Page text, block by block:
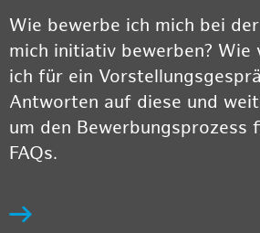
Wie bewerbe ich mich bei der
mich initiativ bewerben? Wie
ich für ein
Antworten auf diese und
um den Bewerbungsprozess
FAQs.